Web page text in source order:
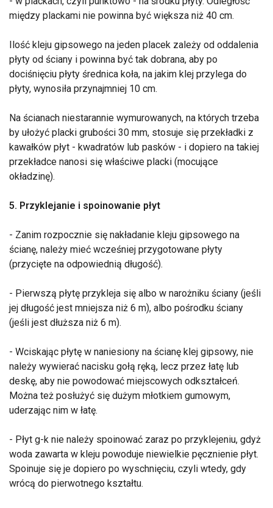
między plackami nie powinna być większa niż 40 cm.
Ilość kleju gipsowego na jeden placek zależy od oddalenia
płyty od ściany i powinna być tak dobrana, aby po
dociśnięciu płyty średnica koła, na jakim klej przylega do
płyty, wynosiła przynajmniej 10 cm.
Na ścianach niestarannie wymurowanych, na których trzeba
by ułożyć placki grubości 30 mm, stosuje się przekładki z
kawałków płyt - kwadratów lub pasków - i dopiero na takiej
przekładce nanosi się właściwe placki (mocujące
okładzinę).
5. Przyklejanie i spoinowanie płyt
- Zanim rozpocznie się nakładanie kleju gipsowego na
ścianę, należy mieć wcześniej przygotowane płyty
(przycięte na odpowiednią długość).
- Pierwszą płytę przykleja się albo w narożniku ściany (jeśli
jej długość jest mniejsza niż 6 m), albo pośrodku ściany
(jeśli jest dłuższa niż 6 m).
- Wciskając płytę w naniesiony na ścianę klej gipsowy, nie
należy wywierać nacisku gołą ręką, lecz przez łatę lub
deskę, aby nie powodować miejscowych odkształceń.
Można też posłużyć się dużym młotkiem gumowym,
uderzając nim w łatę.
- Płyt g-k nie należy spoinować zaraz po przyklejeniu, gdyż
woda zawarta w kleju powoduje niewielkie pęcznienie płyt.
Spoinuje się je dopiero po wyschnięciu, czyli wtedy, gdy
wrócą do pierwotnego kształtu.